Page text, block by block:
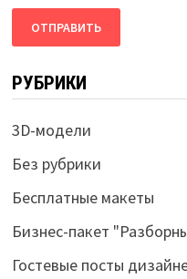
ОТПРАВИТЬ
РУБРИКИ
3D-модели
Без рубрики
Бесплатные макеты
Бизнес-пакет
Гостевые посты